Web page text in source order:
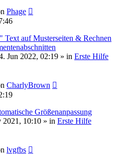
Phage
Text auf Musterseiten & Rechnen
Jun 2022, 02:19 » in Erste Hilfe
CharlyBrown
Größenanpassung
10:10 » in Erste Hilfe
lvgfbs